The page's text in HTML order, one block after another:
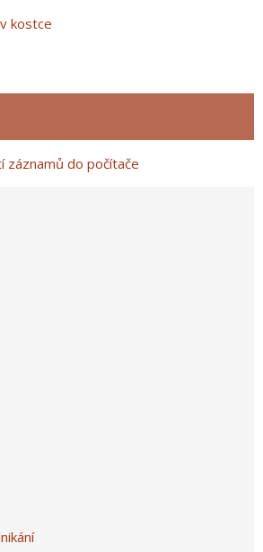
kostce
záznamů do počítače